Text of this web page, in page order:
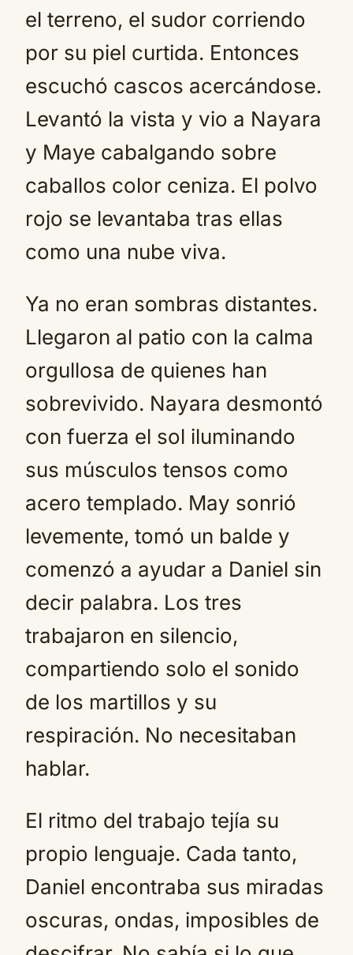
el terreno, el sudor corriendo
por su piel curtida. Entonces
escuchó cascos acercándose.
Levantó la vista y vio a Nayara
y Maye cabalgando sobre
caballos color ceniza. El polvo
rojo se levantaba tras ellas
como una nube viva.
Ya no eran sombras distantes.
Llegaron al patio con la calma
orgullosa de quienes han
sobrevivido. Nayara desmontó
con fuerza el sol iluminando
sus músculos tensos como
acero templado. May sonrió
levemente, tomó un balde y
comenzó a ayudar a Daniel sin
decir palabra. Los tres
trabajaron en silencio,
compartiendo solo el sonido
de los martillos y su
respiración. No necesitaban
hablar.
El ritmo del trabajo tejía su
propio lenguaje. Cada tanto,
Daniel encontraba sus miradas
oscuras, ondas, imposibles de